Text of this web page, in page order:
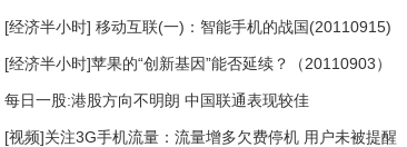
[经济半小时] 移动互联(一)：智能手机的战国(20110915)
[经济半小时]苹果的“创新基因”能否延续？（20110903）
每日一股:港股方向不明朗 中国联通表现较佳
[视频]关注3G手机流量：流量增多欠费停机 用户未被提醒